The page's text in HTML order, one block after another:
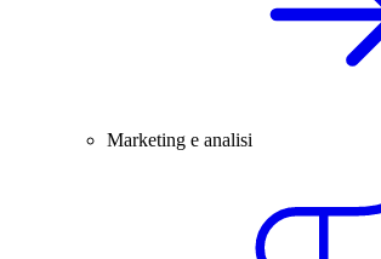
Marketing e analisi